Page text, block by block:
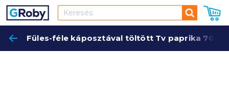
Keresés
Füles-féle káposztával töltött Tv paprika 700